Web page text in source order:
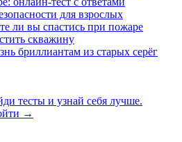
для взрослых
ли вы спастись при пожаре
скважину
бриллиантам из старых серёг
тесты и узнай себя лучше.
→